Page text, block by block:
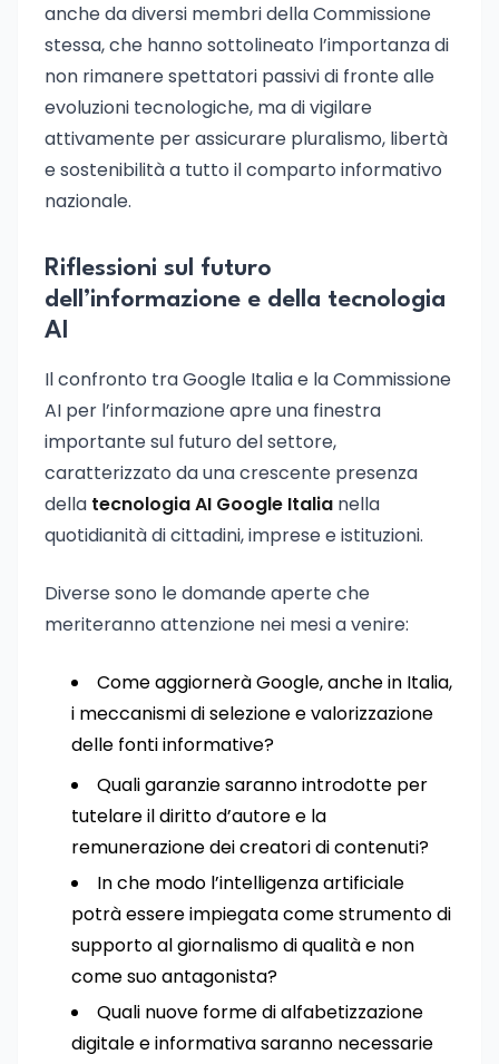
anche da diversi membri della Commissione
stessa, che hanno sottolineato l’importanza di
non rimanere spettatori passivi di fronte alle
evoluzioni tecnologiche, ma di vigilare
attivamente per assicurare pluralismo, libertà
e sostenibilità a tutto il comparto informativo
nazionale.
Riflessioni sul futuro
dell’informazione e della tecnologia
AI
Il confronto tra Google Italia e la Commissione
AI per l’informazione apre una finestra
importante sul futuro del settore,
caratterizzato da una crescente presenza
della tecnologia AI Google Italia nella
quotidianità di cittadini, imprese e istituzioni.
Diverse sono le domande aperte che
meriteranno attenzione nei mesi a venire:
Come aggiornerà Google, anche in Italia,
i meccanismi di selezione e valorizzazione
delle fonti informative?
Quali garanzie saranno introdotte per
tutelare il diritto d’autore e la
remunerazione dei creatori di contenuti?
In che modo l’intelligenza artificiale
potrà essere impiegata come strumento di
supporto al giornalismo di qualità e non
come suo antagonista?
Quali nuove forme di alfabetizzazione
digitale e informativa saranno necessarie